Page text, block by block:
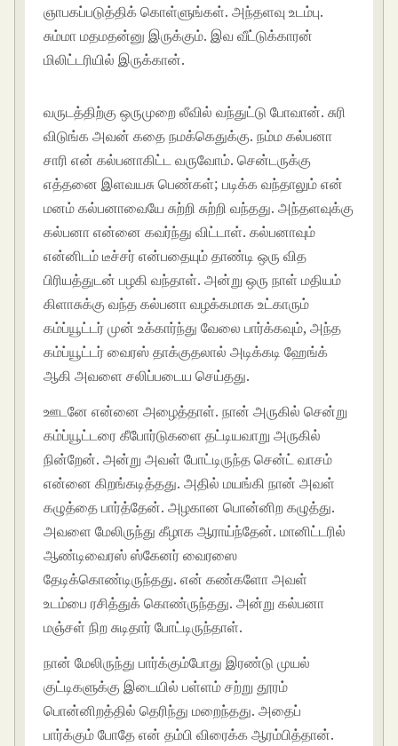
ஞாபகப்படுத்திக் கொள்ளுங்கள். அந்தளவு உடம்பு.
சும்மா மதமதன்னு இருக்கும். இவ வீட்டுக்காரன்
மிலிட்டரியில் இருக்கான்.
வருடத்திற்கு ஒருமுறை லீவில் வந்துட்டு போவான். சுரி
விடுங்க அவன் கதை நமக்கெதுக்கு. நம்ம கல்பனா
சாரி என் கல்பனாகிட்ட வருவோம். சென்டருக்கு
எத்தனை இளவயசு பெண்கள்; படிக்க வந்தாலும் என்
மனம் கல்பனாவையே சுற்றி சுற்றி வந்தது. அந்தளவுக்கு
கல்பனா என்னை கவர்ந்து விட்டாள். கல்பனாவும்
என்னிடம் டீச்சர் என்பதையும் தாண்டி ஒரு வித
பிரியத்துடன் பழகி வந்தாள். அன்று ஒரு நாள் மதியம்
கிளாசுக்கு வந்த கல்பனா வழக்கமாக உட்காரும்
கம்ப்யூட்டர் முன் உக்கார்ந்து வேலை பார்க்கவும், அந்த
கம்ப்யூட்டர் வைரஸ் தாக்குதலால் அடிக்கடி ஹேங்க்
ஆகி அவளை சலிப்படைய செய்தது.
ஊடனே என்னை அழைத்தாள். நான் அருகில் சென்று
கம்ப்யூட்டரை கீபோர்டுகளை தட்டியவாறு அருகில்
நின்றேன். அன்று அவள் போட்டிருந்த சென்ட் வாசம்
என்னை கிறங்கடித்தது. அதில் மயங்கி நான் அவள்
கழுத்தை பார்த்தேன். அழகான பொன்னிற கழுத்து.
அவளை மேலிருந்து கீழாக ஆராய்ந்தேன். மானிட்டரில்
ஆண்டிவைரஸ் ஸ்கேனர் வைரஸை
தேடிக்கொண்டிருந்தது. என் கண்களோ அவள்
உடம்பை ரசித்துக் கொண்ருந்தது. அன்று கல்பனா
மஞ்சள் நிற சுடிதார் போட்டிருந்தாள்.
நான் மேலிருந்து பார்க்கும்போது இரண்டு முயல்
குட்டிகளுக்கு இடையில் பள்ளம் சற்று தூரம்
பொன்னிறத்தில் தெரிந்து மறைந்தது. அதைப்
பார்க்கும் போதே என் தம்பி விரைக்க ஆரம்பித்தான்.